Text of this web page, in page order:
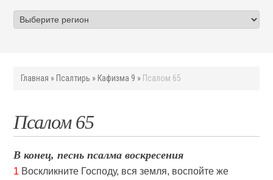
Главная » Псалтирь » Кафизма 9 » Псалом 65
Псалом 65
В конец, песнь псалма воскресения
1 Воскликните Господу, вся земля, воспойте же